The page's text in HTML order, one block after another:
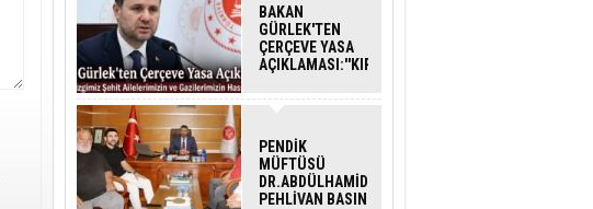
BAKAN
GÜRLEK'TEN
ÇERÇEVE YASA
AÇIKLAMASI:''KIRMIZI
AİLELERİ VE
HASSASİYETİDİR''
PENDİK
MÜFTÜSÜ
DR.ABDÜLHAMİD
PEHLİVAN BASIN